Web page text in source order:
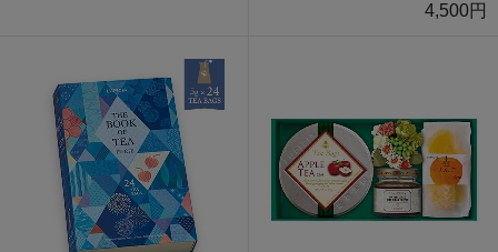
4,500円